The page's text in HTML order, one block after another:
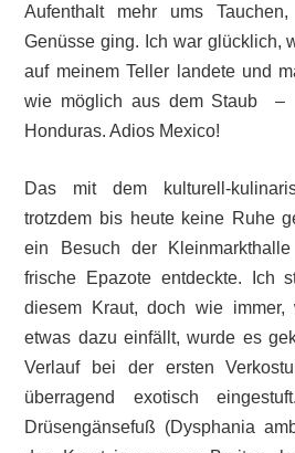
Aufenthalt mehr ums
Genüsse ging. Ich war glücklich,
auf meinem Teller landete und
wie möglich aus dem Staub –
Honduras. Adios Mexico!
Das mit dem kulturell-
trotzdem bis heute keine Ruhe
ein Besuch der
frische Epazote entdeckte. Ich
diesem Kraut, doch wie
etwas dazu einfällt, wurde es
Verlauf bei der ersten
überragend exotisch
Drüsengänsefuß (Dysphania